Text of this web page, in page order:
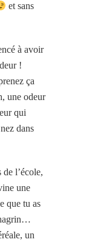
et sans
à avoir
!
ça
une odeur
qui
dans
l’école,
une
que tu as
un